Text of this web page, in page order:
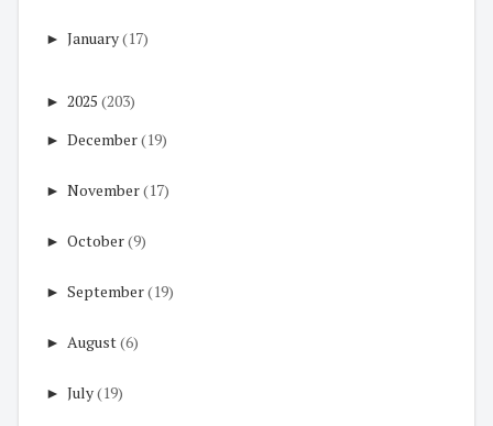
► January(17)
► 2025 (203)
► December(19)
► November(17)
► October(9)
► September(19)
► August(6)
► July(19)